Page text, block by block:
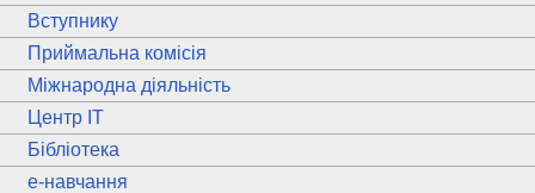
Вступнику
Приймальна комісія
Міжнародна діяльність
Центр ІТ
Бібліотека
e-навчання